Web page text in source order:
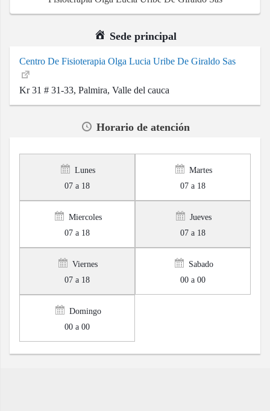
Sede principal
Centro De Fisioterapia Olga Lucia Uribe De Giraldo Sas
Kr 31 # 31-33, Palmira, Valle del cauca
Horario de atención
Lunes
07 a 18
Martes
07 a 18
Miercoles
07 a 18
Jueves
07 a 18
Viernes
07 a 18
Sabado
00 a 00
Domingo
00 a 00